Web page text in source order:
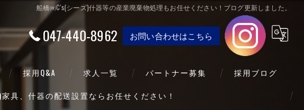
船橋㈱C's(シーズ)什器等の産業廃棄物処理もお任せください！ブログ更新しました。
047-440-8962 お問い合わせはこちら
採用Q&A 求人一覧 パートナー募集 採用ブログ
具、什器の配送設置ならお任せください！